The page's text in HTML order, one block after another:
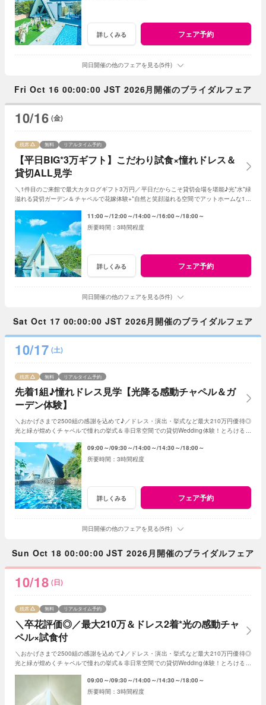
詳しくみる フェア予約
同日開催の他のフェアを見る(5件)
Fri Oct 16 00:00:00 JST 2026月開催のブライダルフェア
10/16 (金)
【平日BIG*3万ギフト】こだわり試食×憧れドレス＆
貸切ALL見学
残席 無料 リアルタイム予約
＼1件目のご来館で最大カタログギフト3万円／平日だからこそ貸切会場を堪能♪光*水*緑
溢れる貸切ガーデン＆チャペルで花嫁体験+*自然と笑顔溢れる空間でアットホームな1日
11:00～ 12:00～ 14:00～ 16:00～ 18:00～
3時間程度
詳しくみる フェア予約
同日開催の他のフェアを見る(5件)
Sat Oct 17 00:00:00 JST 2026月開催のブライダルフェア
10/17 (土)
先着1組♪憧れドレス見学【光降る感動チャペル＆ガ
ーデン体験】
残席 無料 リアルタイム予約
＼おかげさまで2500組の感謝を込めて♪／ドレス・演出・挙式など最大210万円優待◎
光と緑が煌めくチャペルで憧れの挙式＆非日常空間での貸切Wedding体験！とろける和
09:00～ 09:30～ 14:00～ 14:30～ 18:00～
3時間程度
詳しくみる フェア予約
同日開催の他のフェアを見る(5件)
Sun Oct 18 00:00:00 JST 2026月開催のブライダルフェア
10/18 (日)
＼卒花評価◎／最大210万＆ドレス2着*光の感動チャ
ペル×試食付
残席 無料 リアルタイム予約
＼おかげさまで2500組の感謝を込めて♪／ドレス・演出・挙式など最大210万円優待◎
光と緑が煌めくチャペルで憧れの挙式＆非日常空間での貸切Wedding体験！とろける和
09:00～ 09:30～ 14:00～ 14:30～ 18:00～
3時間程度